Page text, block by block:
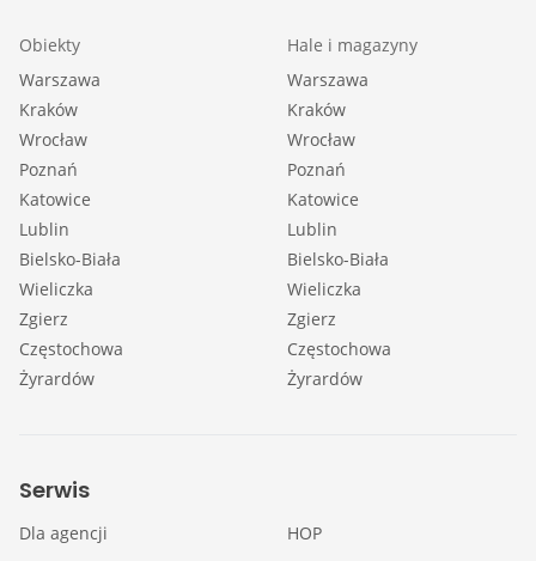
Obiekty
Warszawa
Kraków
Wrocław
Poznań
Katowice
Lublin
Bielsko-Biała
Wieliczka
Zgierz
Częstochowa
Żyrardów
Hale i magazyny
Warszawa
Kraków
Wrocław
Poznań
Katowice
Lublin
Bielsko-Biała
Wieliczka
Zgierz
Częstochowa
Żyrardów
Serwis
Dla agencji HOP